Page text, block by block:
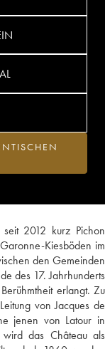
2012 kurz Pichon
Kiesböden im
den Gemeinden
des 17. Jahrhunderts
erlangt. Zu
von Jacques de
jenen von Latour in
das Château als